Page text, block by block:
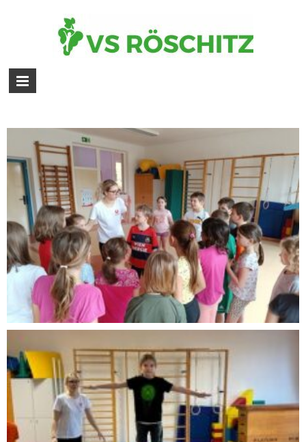
Bildergalerie – 1. – 4. Schulstufe –
Union Sportakrobatik – 23.
Februar 2024